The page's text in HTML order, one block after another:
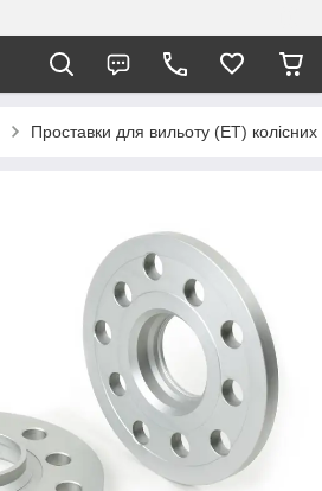
Проставки для вильоту (ЕТ) колісних